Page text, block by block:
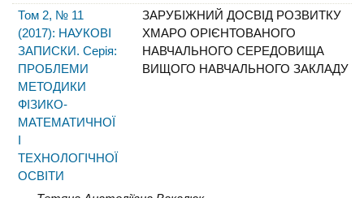
Том 2, № 11
(2017): НАУКОВІ
ЗАПИСКИ. Серія:
ПРОБЛЕМИ
МЕТОДИКИ
ФІЗИКО-
МАТЕМАТИЧНОЇ
І
ТЕХНОЛОГІЧНОЇ
ОСВІТИ
ЗАРУБІЖНИЙ ДОСВІД РОЗВИТКУ
ХМАРО ОРІЄНТОВАНОГО
НАВЧАЛЬНОГО СЕРЕДОВИЩА
ВИЩОГО НАВЧАЛЬНОГО ЗАКЛАДУ